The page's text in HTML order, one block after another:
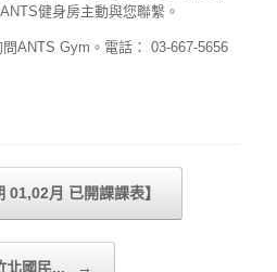
健身房主動與您聯繫。
ANTS Gym。電話： 03-667-5656
01,02月 已開課課表】
北國民... →